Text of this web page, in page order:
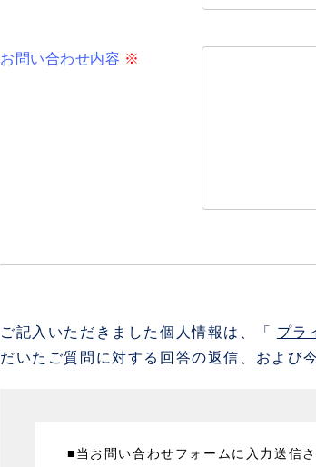
お問い合わせ内容 ※
ご記入いただきました個人情報は、「 プラ
だいたご質問に対する回答の返信、および
■当お問い合わせフォームに入力送信